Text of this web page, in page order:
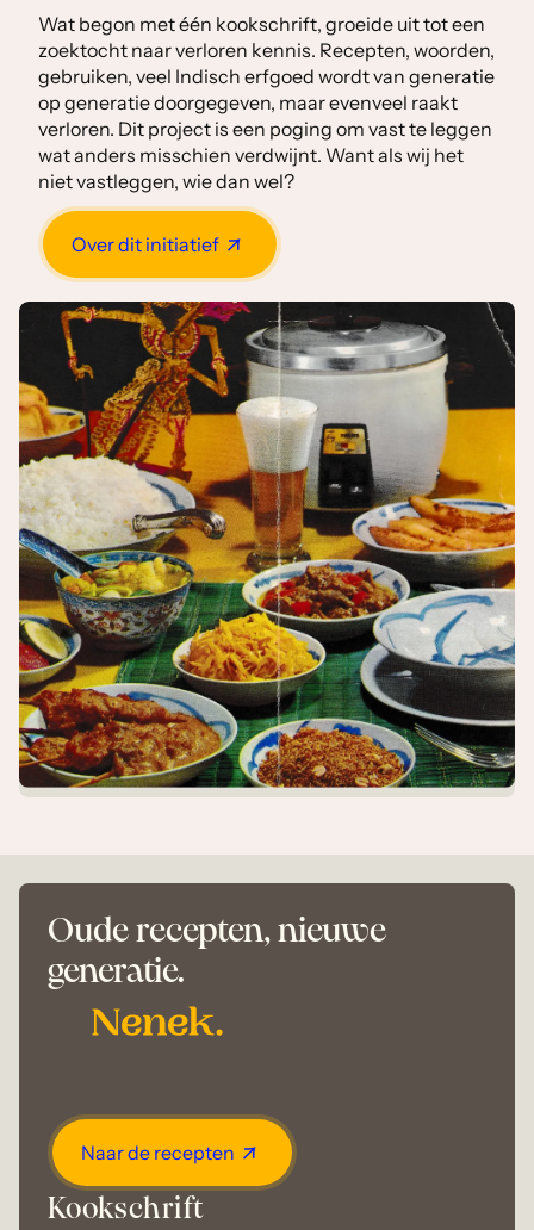
Wat begon met één kookschrift, groeide uit tot een
zoektocht naar verloren kennis. Recepten, woorden,
gebruiken, veel Indisch erfgoed wordt van generatie
op generatie doorgegeven, maar evenveel raakt
verloren. Dit project is een poging om vast te leggen
wat anders misschien verdwijnt. Want als wij het
niet vastleggen, wie dan wel?
Over dit initiatief
Oude recepten, nieuwe
generatie.
Naar de recepten
Kookschrift